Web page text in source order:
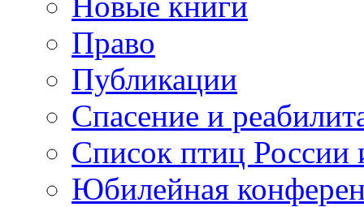
Право
Публикации
Спасение и
Список птиц России
Юбилейная